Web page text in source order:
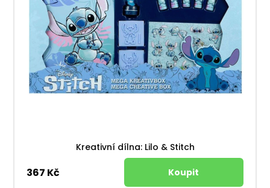
Kreativní dílna: Lilo & Stitch
367 Kč